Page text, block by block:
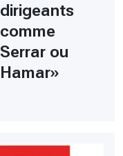
dirigeants
comme
Serrar ou
Hamar»